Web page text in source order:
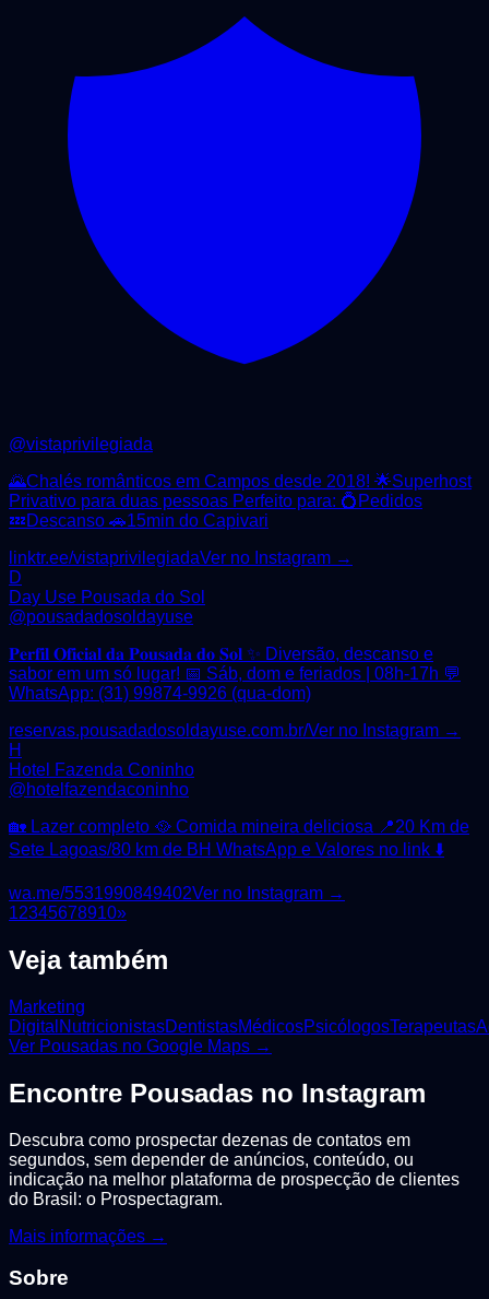
@vistaprivilegiada
🌄Chalés românticos em Campos desde 2018! 🌟Superhost
Privativo para duas pessoas Perfeito para: 💍Pedidos
💤Descanso 🚗15min do Capivari
linktr.ee/vistaprivilegiadaVer no Instagram →
D
Day Use Pousada do Sol
@pousadadosoldayuse
𝐏𝐞𝐫𝐟𝐢𝐥 𝐎𝐟𝐢𝐜𝐢𝐚𝐥 𝐝𝐚 𝐏𝐨𝐮𝐬𝐚𝐝𝐚 𝐝𝐨 𝐒𝐨𝐥 ✨ Diversão, descanso e
sabor em um só lugar! 📅 Sáb, dom e feriados | 08h-17h 💬
WhatsApp: (31) 99874-9926 (qua-dom)
reservas.pousadadosoldayuse.com.br/Ver no Instagram →
H
Hotel Fazenda Coninho
@hotelfazendaconinho
🏡 Lazer completo 🥘 Comida mineira deliciosa 📍20 Km de
Sete Lagoas/80 km de BH WhatsApp e Valores no link ⬇️
wa.me/5531990849402Ver no Instagram →
12345678910»
Veja também
Marketing
Digital NutricionistasDentistasMédicosPsicólogosTerapeutas
Ver Pousadas no Google Maps →
Encontre Pousadas no Instagram
Descubra como prospectar dezenas de contatos em
segundos, sem depender de anúncios, conteúdo, ou
indicação na melhor plataforma de prospecção de clientes
do Brasil: o Prospectagram.
Mais informações →
Sobre